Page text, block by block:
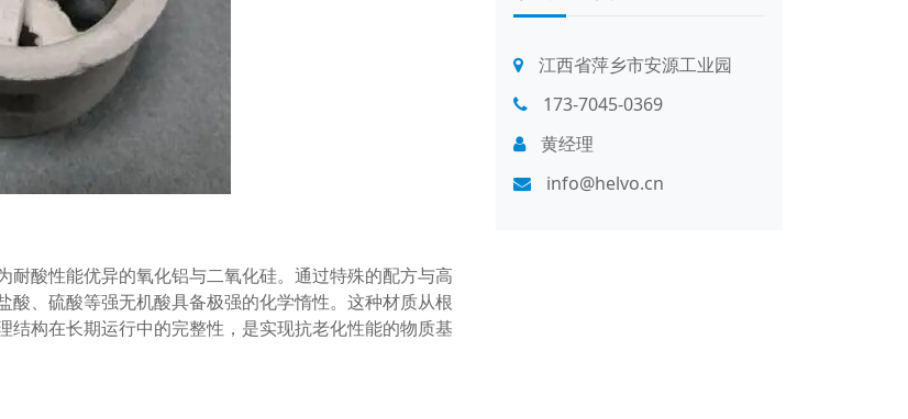
酸性能优异的氧化铝与二氧化硅。通过特殊的配方与高
、硫酸等强无机酸具备极强的化学惰性。这种材质从根
构在长期运行中的完整性，是实现抗老化性能的物质基
江西省萍乡市安源工业园
173-7045-0369
黄经理
info@helvo.cn